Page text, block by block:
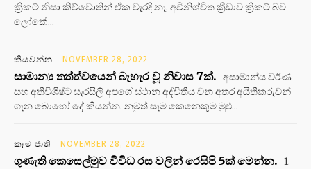
ක්‍රිකට් නිසා කිව්වොතින් ඒක වැරදි නෑ. අවිනිශ්චිත ක්‍රීඩාව ක්‍රිකට් බව
ලෝකේ...
කියවන්න NOVEMBER 28, 2022
සාමාන්‍ය තත්ත්වයෙන් බැහැර වූ නිවාස 7ක්. අසාමාන්ය වර්ණ
සහ අතිවිශිෂ්ට සැරසිලි අපගේ ස්ථාන අද්විතීය වන අතර අයිතිකරුවන්
ගැන බොහෝ දේ කියන්න. නමුත් සෑම කෙනෙකුම මුළු...
කෑම ජාති NOVEMBER 28, 2022
ගුණැති කෙසෙල්මුව විවිධ රස වලින් රෙසිපි 5ක් මෙන්න. 1.